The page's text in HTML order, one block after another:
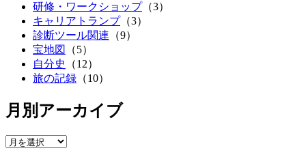
研修・ワークショップ（3）
キャリアトランプ（3）
診断ツール関連 （9）
宝地図
（5）
自分史
（12）
旅の記録 （10）
月別アーカイブ